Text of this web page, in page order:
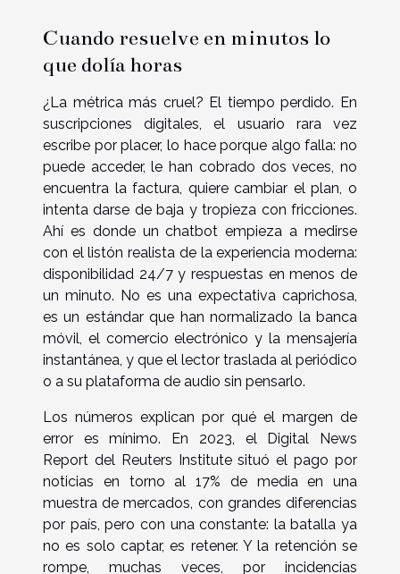
Cuando resuelve en minutos lo
que dolía horas
¿La métrica más cruel? El tiempo perdido. En
suscripciones digitales, el usuario rara vez
escribe por placer, lo hace porque algo falla: no
puede acceder, le han cobrado dos veces, no
encuentra la factura, quiere cambiar el plan, o
intenta darse de baja y tropieza con fricciones.
Ahí es donde un chatbot empieza a medirse
con el listón realista de la experiencia moderna:
disponibilidad 24/7 y respuestas en menos de
un minuto. No es una expectativa caprichosa,
es un estándar que han normalizado la banca
móvil, el comercio electrónico y la mensajería
instantánea, y que el lector traslada al periódico
o a su plataforma de audio sin pensarlo.
Los números explican por qué el margen de
error es mínimo. En 2023, el Digital News
Report del Reuters Institute situó el pago por
noticias en torno al 17% de media en una
muestra de mercados, con grandes diferencias
por país, pero con una constante: la batalla ya
no es solo captar, es retener. Y la retención se
rompe, muchas veces, por incidencias